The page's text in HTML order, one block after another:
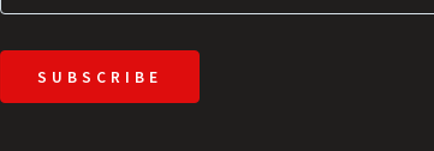
SUBSCRIBE